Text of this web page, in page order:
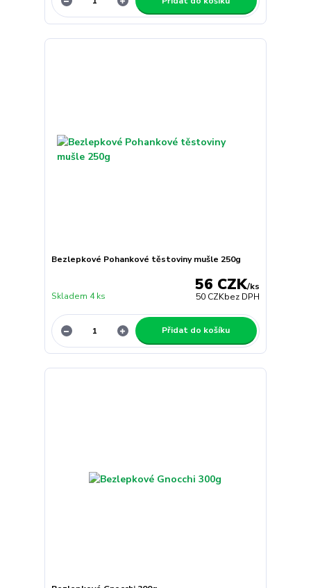
Bezlepkové Pohankové těstoviny mušle 250g
56 CZK/ks
50 CZKbez DPH
Skladem 4 ks
Přidat do košíku